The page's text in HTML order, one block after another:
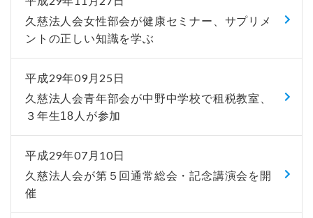
久慈法人会女性部会が健康セミナー、サプリメ
ントの正しい知識を学ぶ
平成29年09月25日
久慈法人会青年部会が中野中学校で租税教室、
３年生18人が参加
平成29年07月10日
久慈法人会が第５回通常総会・記念講演会を開
催